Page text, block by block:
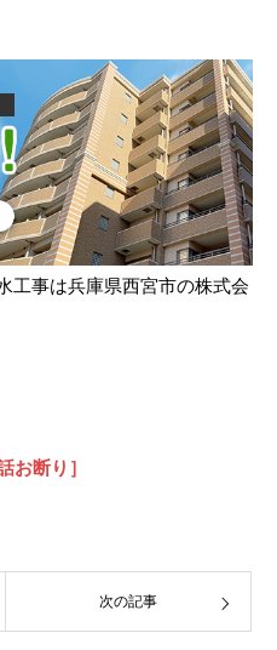
工事は兵庫県西宮市の株式会
お断り］
次の記事